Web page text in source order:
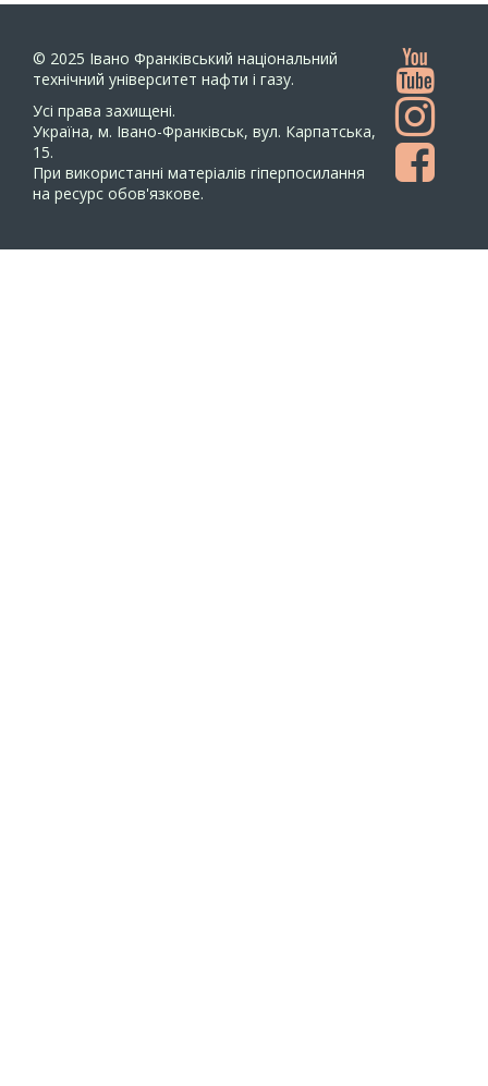
© 2025 Івано Франківський національний
технічний університет нафти і газу.
Усi права захищенi.
Україна, м. Івано-Франківськ, вул. Карпатська,
15.
При використанні матеріалів гіперпосилання
на ресурс обов'язкове.